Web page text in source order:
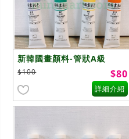
新韓國畫顏料-管狀A級
$100 $80
詳細介紹